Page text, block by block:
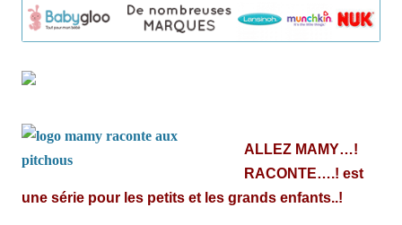
ALLEZ MAMY…!
RACONTE….! est
une série pour les petits et les grands enfants..!